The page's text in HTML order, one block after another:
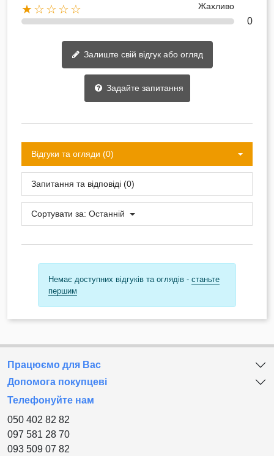
★☆☆☆☆ Жахливо
0
Залиште свій відгук або огляд
Задайте запитання
Відгуки та огляди (0)
Запитання та відповіді (0)
Сортувати за: Останній
Немає доступних відгуків та оглядів - станьте
першим
Працюємо для Вас
Допомога покупцеві
Телефонуйте нам
050 402 82 82
097 581 28 70
093 509 07 82